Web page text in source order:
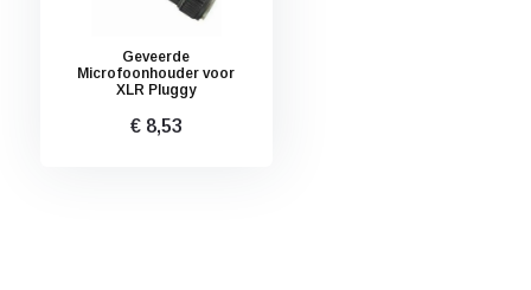
Geveerde
Microfoonhouder voor
XLR Pluggy
€ 8,53